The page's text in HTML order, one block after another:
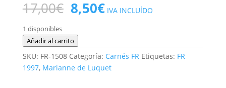
17,00€ El
precio
original
era:
17,00€.
8,50€El
precio
es:
8,50€.
IVA INCLUÍDO
1 disponibles
1997
Francia
1508
Añadir al carrito
SKU: FR-1508 Categoría: Carnés FR Etiquetas: FR
1997, Marianne de Luquet